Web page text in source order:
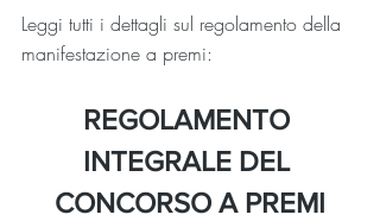
Leggi tutti i dettagli sul regolamento della
manifestazione a premi:
REGOLAMENTO
INTEGRALE DEL
CONCORSO A PREMI